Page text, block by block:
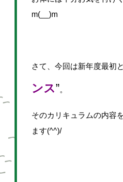
m(__)m
さて、今回は新年度最初
ンス”。
そのカリキュラムの内容
ます(^^)/